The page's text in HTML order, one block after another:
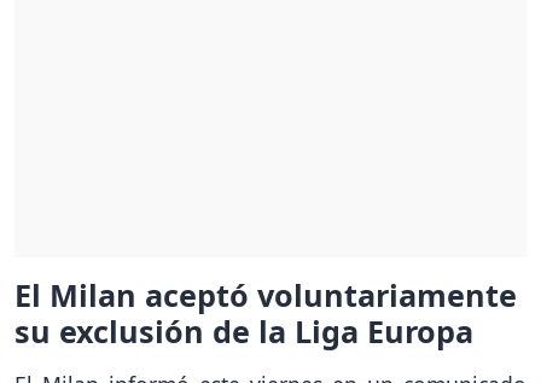
El Milan aceptó voluntariamente
su exclusión de la Liga Europa